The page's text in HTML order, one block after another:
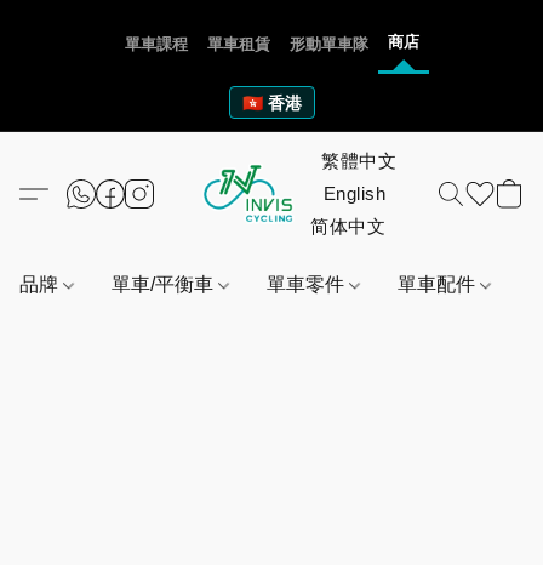
單車課程 單車租賃 形動單車隊 商店
🇭🇰 香港
品牌 單車/平衡車 單車零件 單車配件